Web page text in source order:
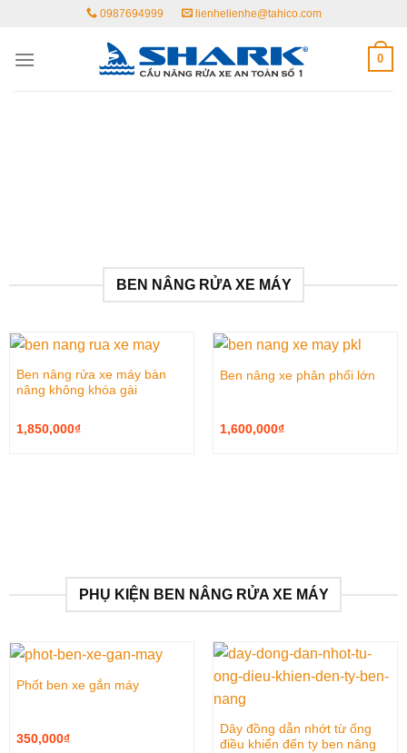
content
0987694999 lienhelienhe@tahico.com
0
BEN NÂNG RỬA XE MÁY
Ben nâng rửa xe máy bàn
nâng không khóa gài
1,850,000₫
Ben nâng xe phân phối lớn
1,600,000₫
PHỤ KIỆN BEN NÂNG RỬA XE MÁY
Phốt ben xe gắn máy
350,000₫
Dây đồng dẫn nhớt từ ống
điều khiển đến ty ben nâng